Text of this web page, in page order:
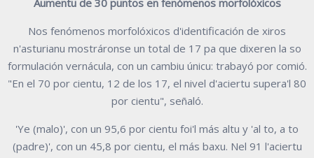
Nos fenómenos morfolóxicos d'identificación de xiros
n'asturianu mostráronse un total de 17 pa que dixeren la so
formulación vernácula, con un cambiu únicu: trabayó por comió.
"En el 70 por cientu, 12 de los 17, el nivel d'aciertu supera'l 80
por cientu", señaló.
'Ye (malo)', con un 95,6 por cientu foi'l más altu y 'al to, a to
(padre)', con un 45,8 por cientu, el más baxu. Nel 91 l'aciertu